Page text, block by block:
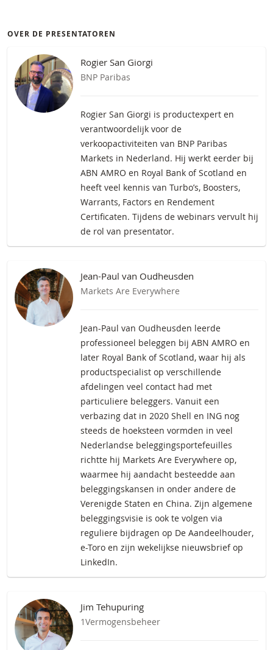
OVER DE PRESENTATOREN
Rogier San Giorgi
BNP Paribas
Rogier San Giorgi is productexpert en
verantwoordelijk voor de
verkoopactiviteiten van BNP Paribas
Markets in Nederland. Hij werkt eerder bij
ABN AMRO en Royal Bank of Scotland en
heeft veel kennis van Turbo’s, Boosters,
Warrants, Factors en Rendement
Certificaten. Tijdens de webinars vervult hij
de rol van presentator.
Jean-Paul van Oudheusden
Markets Are Everywhere
Jean-Paul van Oudheusden leerde
professioneel beleggen bij ABN AMRO en
later Royal Bank of Scotland, waar hij als
productspecialist op verschillende
afdelingen veel contact had met
particuliere beleggers. Vanuit een
verbazing dat in 2020 Shell en ING nog
steeds de hoeksteen vormden in veel
Nederlandse beleggingsportefeuilles
richtte hij Markets Are Everywhere op,
waarmee hij aandacht besteedde aan
beleggingskansen in onder andere de
Verenigde Staten en China. Zijn algemene
beleggingsvisie is ook te volgen via
reguliere bijdragen op De Aandeelhouder,
e-Toro en zijn wekelijkse nieuwsbrief op
LinkedIn.
Jim Tehupuring
1Vermogensbeheer